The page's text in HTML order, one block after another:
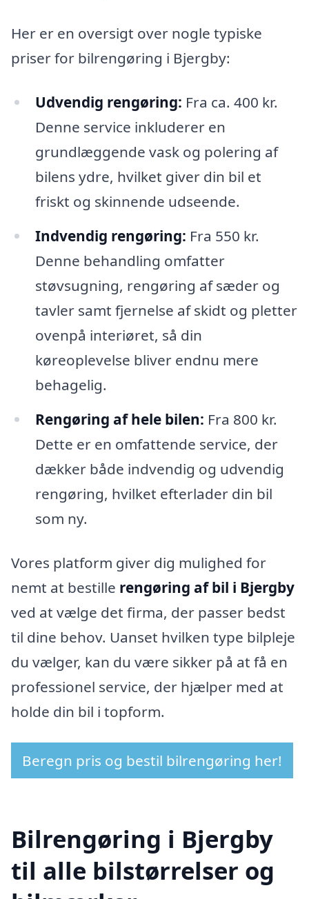
Her er en oversigt over nogle typiske
priser for bilrengøring i Bjergby:
Udvendig rengøring: Fra ca. 400 kr.
Denne service inkluderer en
grundlæggende vask og polering af
bilens ydre, hvilket giver din bil et
friskt og skinnende udseende.
Indvendig rengøring: Fra 550 kr.
Denne behandling omfatter
støvsugning, rengøring af sæder og
tavler samt fjernelse af skidt og pletter
ovenpå interiøret, så din
køreoplevelse bliver endnu mere
behagelig.
Rengøring af hele bilen: Fra 800 kr.
Dette er en omfattende service, der
dækker både indvendig og udvendig
rengøring, hvilket efterlader din bil
som ny.
Vores platform giver dig mulighed for
nemt at bestille rengøring af bil i Bjergby
ved at vælge det firma, der passer bedst
til dine behov. Uanset hvilken type bilpleje
du vælger, kan du være sikker på at få en
professionel service, der hjælper med at
holde din bil i topform.
Beregn pris og bestil bilrengøring her!
Bilrengøring i Bjergby
til alle bilstørrelser og